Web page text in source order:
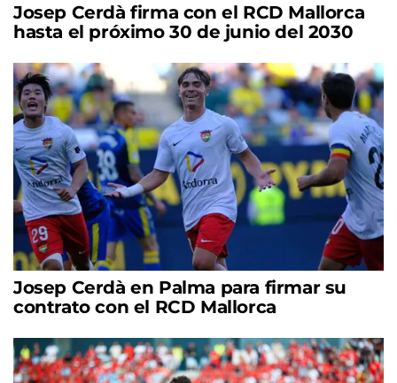
Josep Cerdà firma con el RCD Mallorca
hasta el próximo 30 de junio del 2030
Josep Cerdà en Palma para firmar su
contrato con el RCD Mallorca